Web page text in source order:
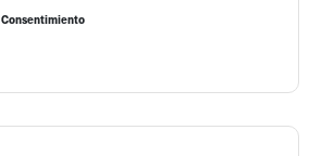
Consentimiento